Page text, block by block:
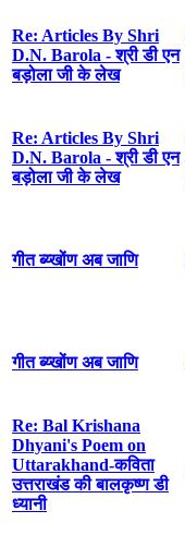
Re: Articles By Shri
D.N. Barola - श्री डी एन
बड़ोला जी के लेख
Re: Articles By Shri
D.N. Barola - श्री डी एन
बड़ोला जी के लेख
गीत ब्य्खोंण अब जाणि
गीत ब्य्खोंण अब जाणि
Re: Bal Krishana
Dhyani's Poem on
Uttarakhand-कविता
उत्तराखंड की बालकृष्ण डी
ध्यानी